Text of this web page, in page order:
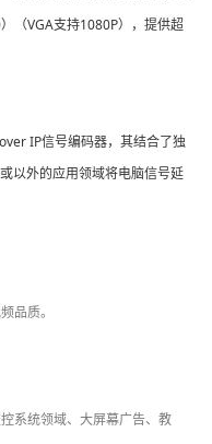
） （VGA支持1080P） ，提供超
IP信号编码器，其结合了独
以外的应用领域将电脑信号延
品质。
系统领域、大屏幕广告、教